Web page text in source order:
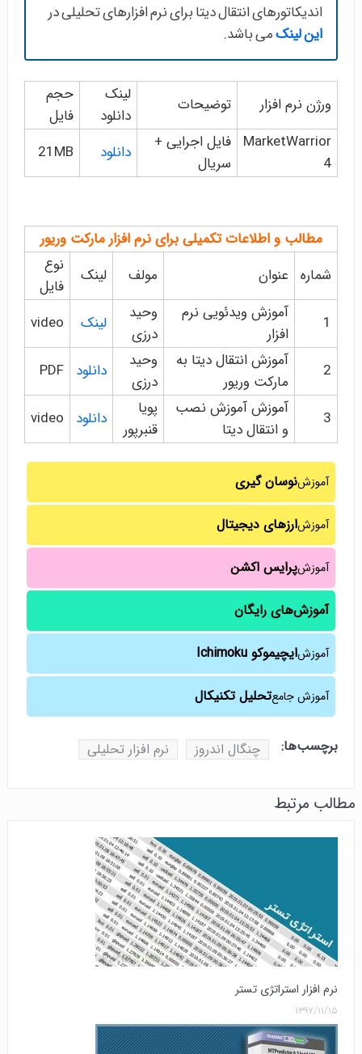
اندیکاتورهای انتقال دیتا برای نرم افزارهای تحلیلی در
این لینکمی باشد.
ورژن نرم افزار توضیحات
لینک
دانلود
حجم
فایل
MarketWarrior
4
فایل اجرایی +
سریال
دانلود 21MB
مطالب و اطلاعات تکمیلی برای نرم افزار مارکت وریور
شماره عنوان مولف لینک
نوع
فایل
1
آموزش ویدئویی نرم
افزار
وحید
درزی
لینک video
2
آموزش انتقال دیتا به
مارکت وریور
وحید
درزی
دانلود PDF
3
آموزش آموزش نصب
و انتقال دیتا
پویا
قنبرپور
دانلود video
آموزشنوسان گیری
آموزشارزهای دیجیتال
آموزشپرایس اکشن
آموزش‌های رایگان
آموزشایچیموکو Ichimoku
آموزش جامعتحلیل تکنیکال
برچسب‌ها: چنگال اندروز نرم افزار تحلیلی
مطالب مرتبط
نرم افزار استراتژی تستر
۱۳۹۷/۱۱/۱۵